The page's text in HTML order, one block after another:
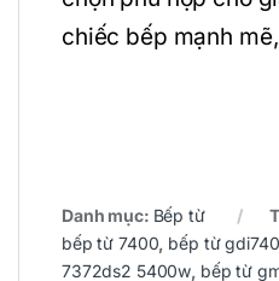
chiếc bếp mạnh
Danh mục: Bếp từ
bếp từ 7400, bếp từ
7372ds2 5400w, bếp từ